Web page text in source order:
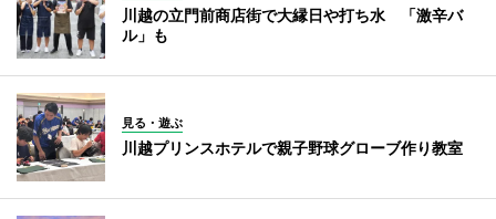
川越の立門前商店街で大縁日や打ち水 「激辛バ
ル」も
見る・遊ぶ
川越プリンスホテルで親子野球グローブ作り教室